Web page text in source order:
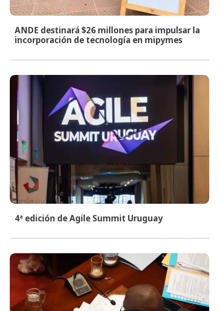
ANDE destinará $26 millones para impulsar la
incorporación de tecnología en mipymes
4ª edición de Agile Summit Uruguay